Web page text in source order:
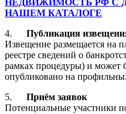
НЕДВИЖИМОСТЬ РФ С
НАШЕМ КАТАЛОГЕ
4. Публикация
Извещение размещается на
реестре сведений о
рамках процедуры) и может
опубликовано на
5. Приём заявок
Потенциальные участники